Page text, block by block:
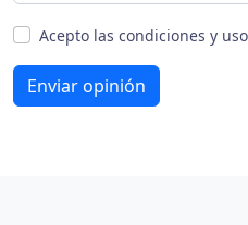
Acepto las condiciones y
Enviar opinión